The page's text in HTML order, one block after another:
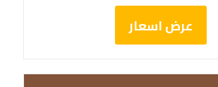
عرض اسعار